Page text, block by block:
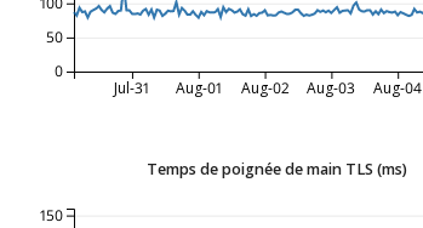
Jul-31 Aug-01 Aug-02 Aug-03 Aug-04
0
50
Temps de poignée de main TLS (ms)
150